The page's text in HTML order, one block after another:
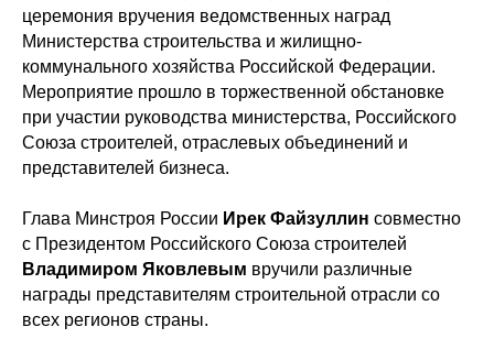
церемония вручения ведомственных наград
Министерства строительства и жилищно-
коммунального хозяйства Российской Федерации.
Мероприятие прошло в торжественной обстановке
при участии руководства министерства, Российского
Союза строителей, отраслевых объединений и
представителей бизнеса.
Глава Минстроя России Ирек Файзуллин совместно
с Президентом Российского Союза строителей
Владимиром Яковлевым вручили различные
награды представителям строительной отрасли со
всех регионов страны.